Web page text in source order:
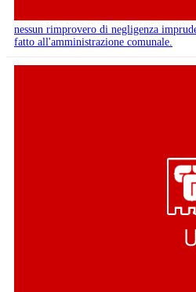
nessun rimprovero di negligenza
fatto all'amministrazione comunale.